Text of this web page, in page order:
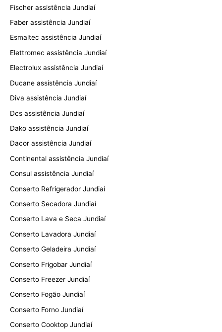
Fischer assistência Jundiaí
Faber assistência Jundiaí
Esmaltec assistência Jundiaí
Elettromec assistência Jundiaí
Electrolux assistência Jundiaí
Ducane assistência Jundiaí
Diva assistência Jundiaí
Dcs assistência Jundiaí
Dako assistência Jundiaí
Dacor assistência Jundiaí
Continental assistência Jundiaí
Consul assistência Jundiaí
Conserto Refrigerador Jundiaí
Conserto Secadora Jundiaí
Conserto Lava e Seca Jundiaí
Conserto Lavadora Jundiaí
Conserto Geladeira Jundiaí
Conserto Frigobar Jundiaí
Conserto Freezer Jundiaí
Conserto Fogão Jundiaí
Conserto Forno Jundiaí
Conserto Cooktop Jundiaí